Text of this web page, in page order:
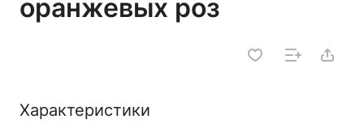
оранжевых роз
Характеристики